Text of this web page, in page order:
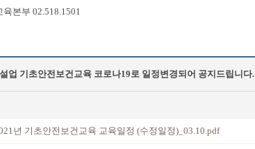
육본부 02.518.1501
업 기초안전보건교육 코로나19로 일정변경되어 공지드립니다.
년 기초안전보건교육 교육일정 (수정일정)_03.10.pdf